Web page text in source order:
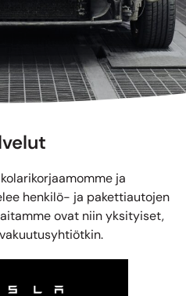
ja
henkilö- ja pakettiautojen
ovat niin yksityiset,